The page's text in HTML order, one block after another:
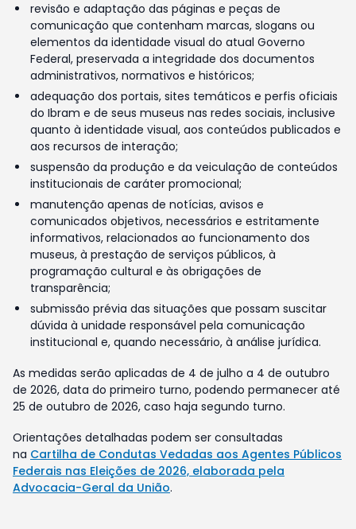
revisão e adaptação das páginas e peças de
comunicação que contenham marcas, slogans ou
elementos da identidade visual do atual Governo
Federal, preservada a integridade dos documentos
administrativos, normativos e históricos;
adequação dos portais, sites temáticos e perfis oficiais
do Ibram e de seus museus nas redes sociais, inclusive
quanto à identidade visual, aos conteúdos publicados e
aos recursos de interação;
suspensão da produção e da veiculação de conteúdos
institucionais de caráter promocional;
manutenção apenas de notícias, avisos e
comunicados objetivos, necessários e estritamente
informativos, relacionados ao funcionamento dos
museus, à prestação de serviços públicos, à
programação cultural e às obrigações de
transparência;
submissão prévia das situações que possam suscitar
dúvida à unidade responsável pela comunicação
institucional e, quando necessário, à análise jurídica.
As medidas serão aplicadas de 4 de julho a 4 de outubro
de 2026, data do primeiro turno, podendo permanecer até
25 de outubro de 2026, caso haja segundo turno.
Orientações detalhadas podem ser consultadas
na Cartilha de Condutas Vedadas aos Agentes Públicos
Federais nas Eleições de 2026, elaborada pela
Advocacia-Geral da União.